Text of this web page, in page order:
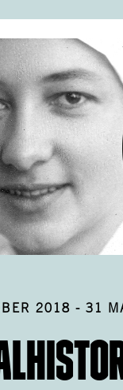
2018 -31